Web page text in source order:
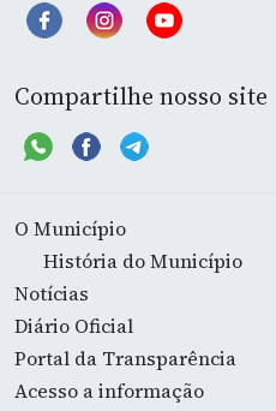
Compartilhe nosso site
O Município
História do Município
Notícias
Diário Oficial
Portal da Transparência
Acesso a informação